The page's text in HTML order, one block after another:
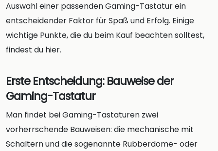
Auswahl einer passenden Gaming-Tastatur ein
entscheidender Faktor für Spaß und Erfolg. Einige
wichtige Punkte, die du beim Kauf beachten solltest,
findest du hier.
Erste Entscheidung: Bauweise der
Gaming-Tastatur
Man findet bei Gaming-Tastaturen zwei
vorherrschende Bauweisen: die mechanische mit
Schaltern und die sogenannte Rubberdome- oder